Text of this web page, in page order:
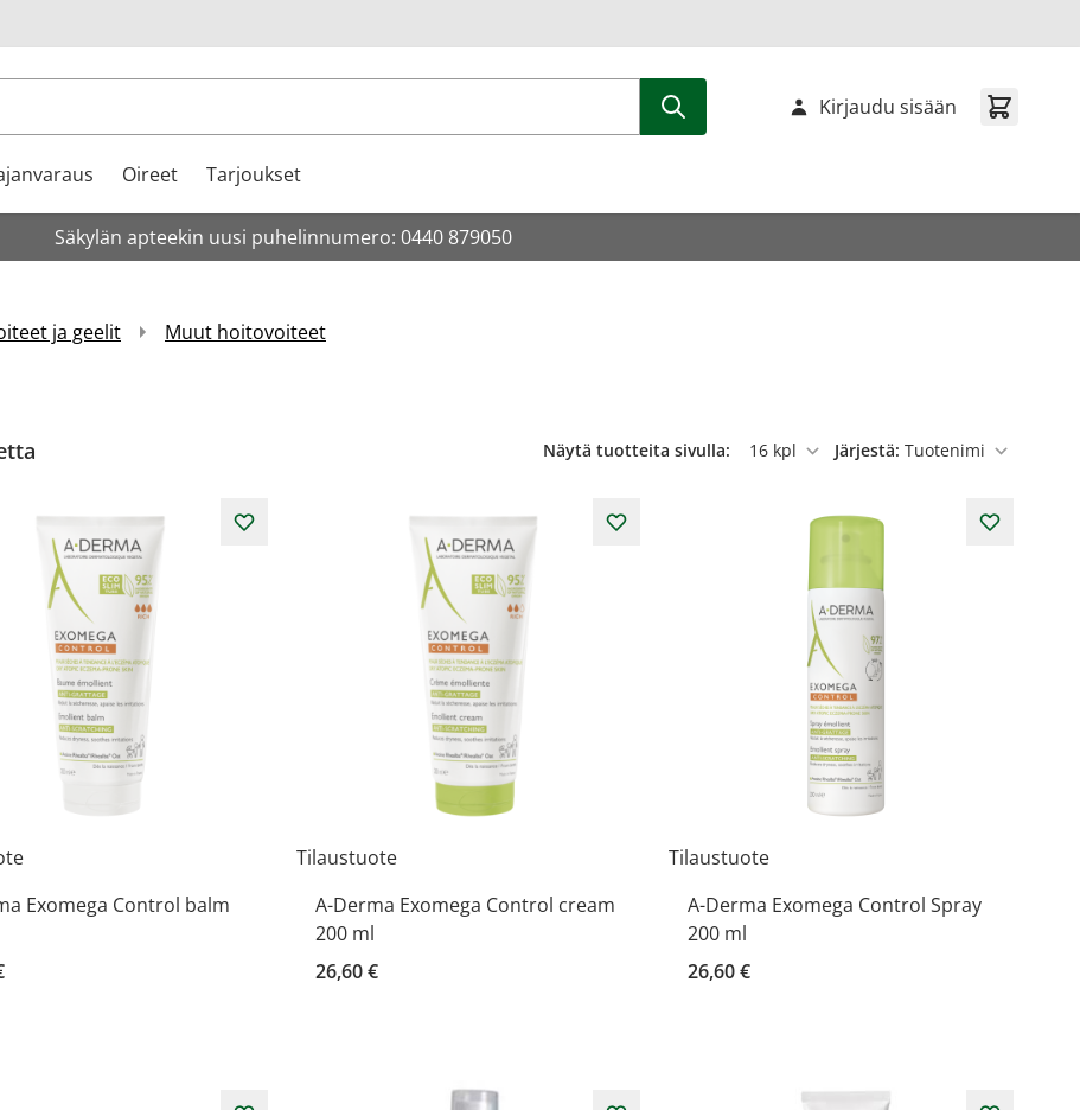
Oireet Tarjoukset
Kirjaudu sisään
Säkylän apteekin uusi puhelinnumero: 0440 879050
ja geelit Muut hoitovoiteet
Näytä tuotteita sivulla:
per sivu
Järjestä:
Exomega Control balm
Tilaustuote
A-Derma Exomega Control cream
200 ml
26,60 €
Tilaustuote
A-Derma Exomega Control Spray
200 ml
26,60 €